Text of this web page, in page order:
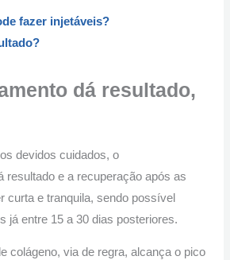
fazer injetáveis?
dá resultado,
devidos cuidados, o
resultado e a recuperação após as
curta e tranquila, sendo possível
já entre 15 a 30 dias posteriores.
colágeno, via de regra, alcança o pico